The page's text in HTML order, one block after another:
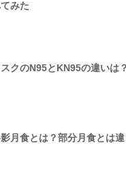
みた
クのN95とKN95の違いは
月食とは？部分月食とは違